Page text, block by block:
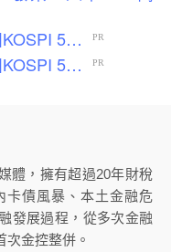
體，擁有超過20年財稅
卡債風暴、本土金融危
發展過程，從多次金融
次金控整併。